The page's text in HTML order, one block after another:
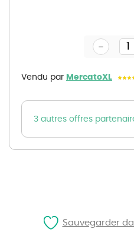
gallery
Vendu par MercatoXL
-
3 autres offres
Sauvegarder